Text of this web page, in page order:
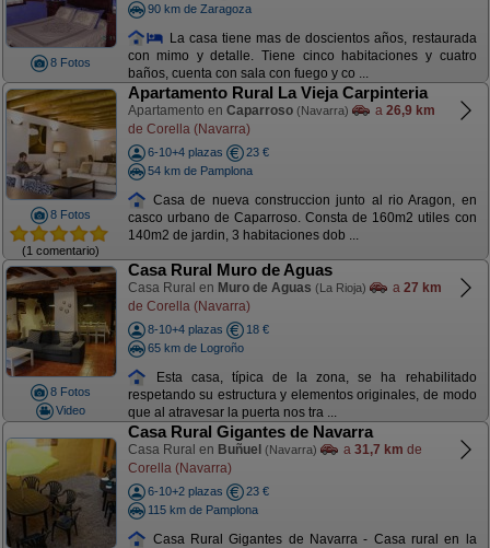
8 Fotos
90 km de Zaragoza
La casa tiene mas de doscientos años, restaurada
con mimo y detalle. Tiene cinco habitaciones y cuatro
baños, cuenta con sala con fuego y co ...
8 Fotos
(1 comentario)
Apartamento Rural La Vieja Carpinteria
Apartamento en Caparroso (Navarra) a 26,9 km
de Corella (Navarra)
6-10+4 plazas
23 €
54 km de Pamplona
Casa de nueva construccion junto al rio Aragon, en
casco urbano de Caparroso. Consta de 160m2 utiles con
140m2 de jardin, 3 habitaciones dob ...
8 Fotos
Video
Casa Rural Muro de Aguas
Casa Rural en Muro de Aguas (La Rioja) a 27 km
de Corella (Navarra)
8-10+4 plazas
18 €
65 km de Logroño
Esta casa, típica de la zona, se ha rehabilitado
respetando su estructura y elementos originales, de modo
que al atravesar la puerta nos tra ...
Casa Rural Gigantes de Navarra
Casa Rural en Buñuel (Navarra) a 31,7 km de
Corella (Navarra)
6-10+2 plazas
23 €
115 km de Pamplona
Casa Rural Gigantes de Navarra - Casa rural en la